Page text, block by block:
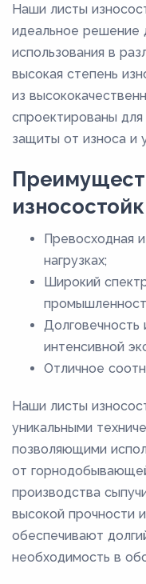
Наши листы
идеальное решение
использования в
высокая степень
из
спроектированы
защиты от износа и
Превосходная
нагрузках;
Широкий
Долговечность
интенсивной
Отличное
Наши листы
уникальными
позволяющими
от
производства
высокой прочности
обеспечивают
необходимость в